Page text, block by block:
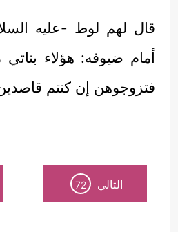
قال لهم لوط -عليه
أمام ضيوفه: هؤلاء
فتزوجوهن إن كنتم
التالي 72